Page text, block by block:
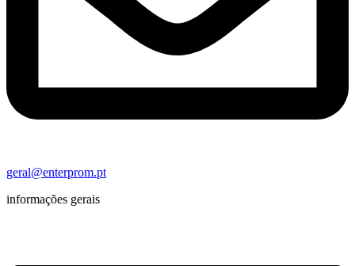
geral@enterprom.pt
informações gerais